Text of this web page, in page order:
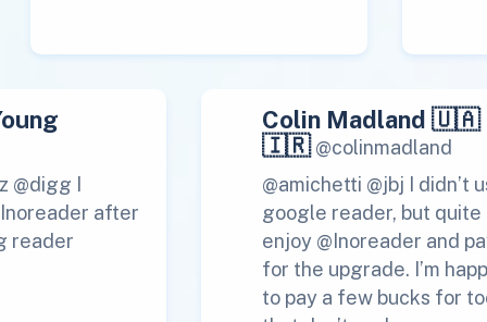
@digg I
after
reader
Colin Madland 🇺🇦
🇮🇷@colinmadland
@amichetti @jbj I didn’t
google reader, but quite
enjoy @Inoreader and
for the upgrade. I’m
to pay a few bucks for